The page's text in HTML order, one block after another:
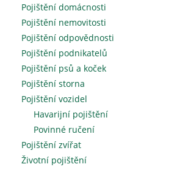
Pojištění domácnosti
Pojištění nemovitosti
Pojištění odpovědnosti
Pojištění podnikatelů
Pojištění psů a koček
Pojištění storna
Pojištění vozidel
Havarijní pojištění
Povinné ručení
Pojištění zvířat
Životní pojištění